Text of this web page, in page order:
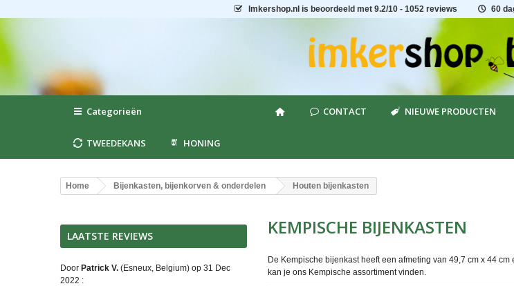
Imkershop.nl is beoordeeld met 9.2/10 - 1052 reviews 60
Categorieën CONTACT NIEUWE PRODUCTEN
TWEEDEKANS HONING
Home Bijenkasten, bijenkorven & onderdelen Houten bijenkasten
LAATSTE REVIEWS
Door Patrick V. (Esneux, Belgium) op 31 Dec
2022 :
KEMPISCHE BIJENKASTEN
De Kempische bijenkast heeft een afmeting van 49,7 cm x 44
kan je ons Kempische assortiment vinden.